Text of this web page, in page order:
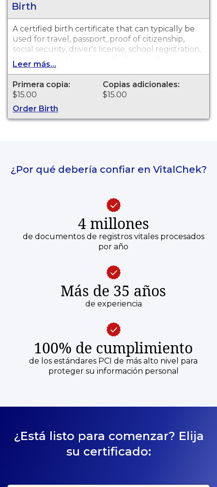
Birth
A certified birth certificate that can typically be
used for travel, passport, proof of citizenship,
social security, driver's license, school registration,
personal identification and other legal purposes.
Birth Certificates are available for events that
occurred in Laporte County from 1882 to
present.
Leer más...
Primera copia:
$15.00
Copias adicionales:
$15.00
Order Birth
¿Por qué debería confiar en VitalChek?
4 millones
de documentos de registros vitales procesados
por año
Más de 35 años
de experiencia
100% de cumplimiento
de los estándares PCI de más alto nivel para
proteger su información personal
¿Está listo para comenzar? Elija
su certificado: